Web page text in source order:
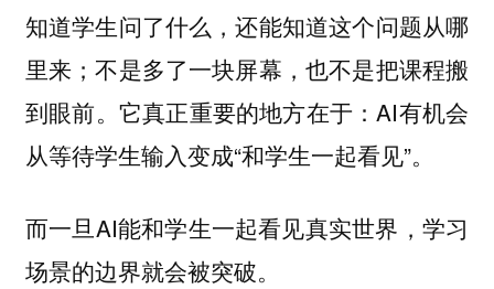
知道学生问了什么，还能知道这个问题从哪
里来；不是多了一块屏幕，也不是把课程搬
到眼前。它真正重要的地方在于：AI有机会
从等待学生输入变成“和学生一起看见”。
而一旦AI能和学生一起看见真实世界，学习
场景的边界就会被突破。